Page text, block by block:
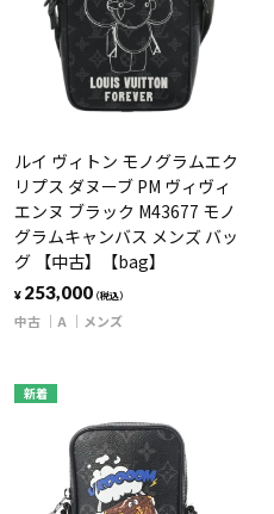
ルイ ヴィトン モノグラムエク
リプス ダヌーブ PM ヴィヴィ
エンヌ ブラック M43677 モノ
グラムキャンバス メンズ バッ
グ 【中古】【bag】
¥ 253,000（税込）
中古 A メンズ
新着